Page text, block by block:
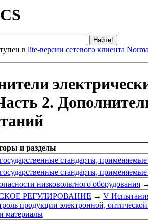
в lite-версии сетевого клиента
2.
и разделы
стандарты, применяемые
стандарты, применяемые
низковольтного оборудования
РЕГУЛИРОВАНИЕ → V
продукции электронной,
материалы